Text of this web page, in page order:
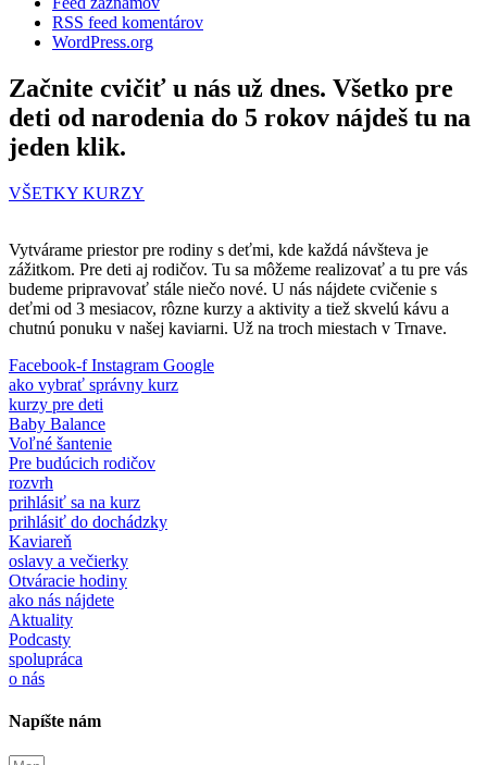
RSS feed komentárov
WordPress.org
Začnite cvičiť u nás už dnes. Všetko pre
deti od narodenia do 5 rokov nájdeš tu na
jeden klik.
VŠETKY KURZY
Vytvárame priestor pre rodiny s deťmi, kde každá návšteva je
zážitkom. Pre deti aj rodičov. Tu sa môžeme realizovať a tu pre vás
budeme pripravovať stále niečo nové. U nás nájdete cvičenie s
deťmi od 3 mesiacov, rôzne kurzy a aktivity a tiež skvelú kávu a
chutnú ponuku v našej kaviarni. Už na troch miestach v Trnave.
Facebook-f Instagram Google
ako vybrať správny kurz
kurzy pre deti
Baby Balance
Voľné šantenie
Pre budúcich rodičov
rozvrh
prihlásiť sa na kurz
prihlásiť do dochádzky
Kaviareň
oslavy a večierky
Otváracie hodiny
ako nás nájdete
Aktuality
Podcasty
spolupráca
o nás
Napíšte nám